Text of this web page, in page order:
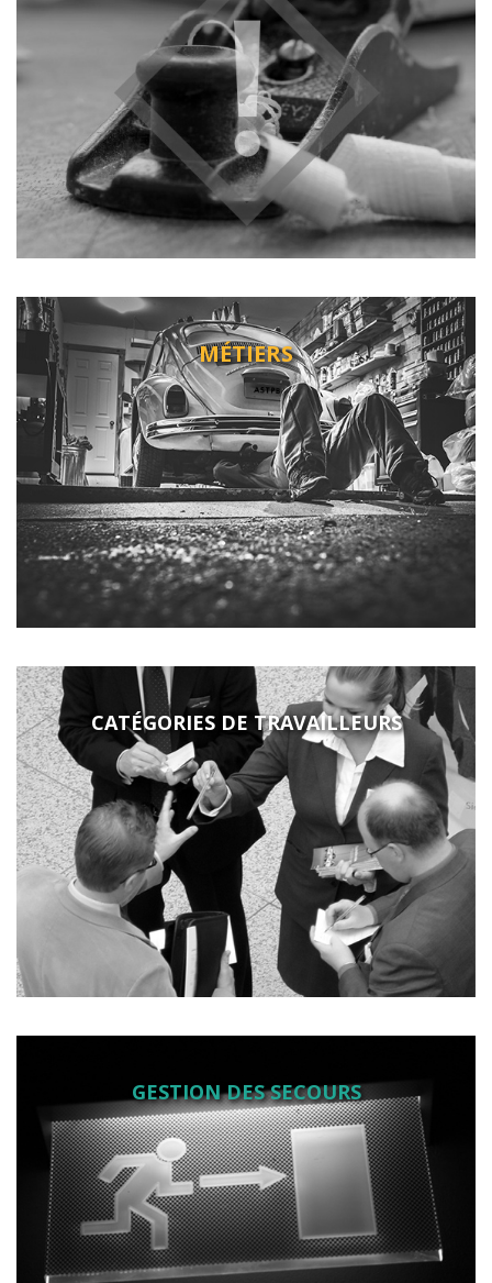
MÉTIERS
CATÉGORIES DE TRAVAILLEURS
GESTION DES SECOURS